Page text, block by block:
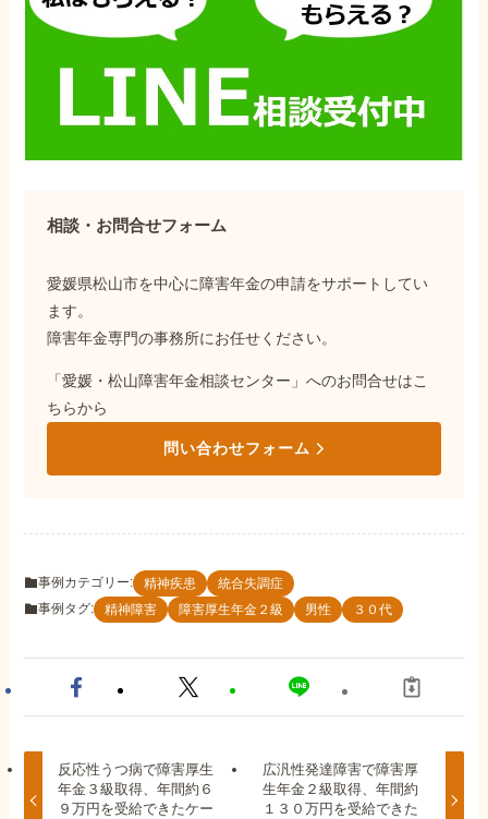
相談・お問合せフォーム
愛媛県松山市を中心に障害年金の申請をサポートしてい
ます。
障害年金専門の事務所にお任せください。
「愛媛・松山障害年金相談センター」へのお問合せはこ
ちらから
問い合わせフォーム
事例カテゴリー: 精神疾患
統合失調症
事例タグ:
精神障害 障害厚生年金２級 男性 ３０代
反応性うつ病で障害厚生
年金３級取得、年間約６
９万円を受給できたケー
広汎性発達障害で障害厚
生年金２級取得、年間約
１３０万円を受給できた